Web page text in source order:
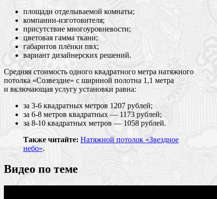
площади отделываемой комнаты;
компании-изготовителя;
присутствие многоуровневости;
цветовая гамма ткани;
габаритов плёнки пвх;
вариант дизайнерских решений.
Средняя стоимость одного квадратного метра натяжного
потолка «Созвездие» с шириной полотна 1,1 метра
и включающая услугу установки равна:
за 3-6 квадратных метров 1207 рублей;
за 6-8 метров квадратных — 1173 рублей;
за 8-10 квадратных метров — 1058 рублей.
Также читайте: Натяжной потолок «Звездное
небо».
Видео по теме